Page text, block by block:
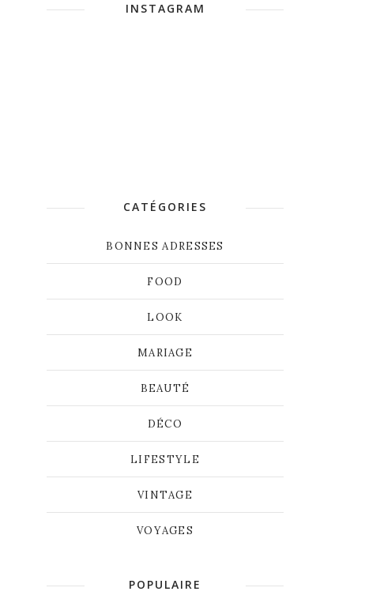
INSTAGRAM
CATÉGORIES
BONNES ADRESSES
FOOD
LOOK
MARIAGE
BEAUTÉ
DÉCO
LIFESTYLE
VINTAGE
VOYAGES
POPULAIRE